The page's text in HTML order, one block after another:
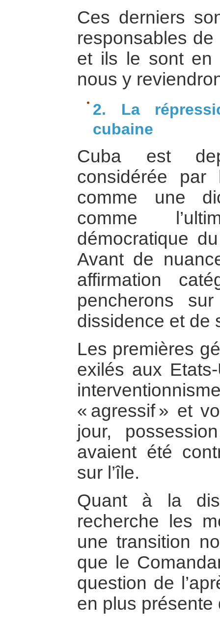
Ces derniers
responsables
et ils le sont en
nous y
2. La
cubaine
Cuba est
considérée
comme une
comme
démocratique
Avant de
affirmation
pencherons
dissidence et de
Les premières
exilés aux
« agressif » et
jour,
avaient été
sur l’île.
Quant à la
recherche les
une transition
que le
question de
en plus